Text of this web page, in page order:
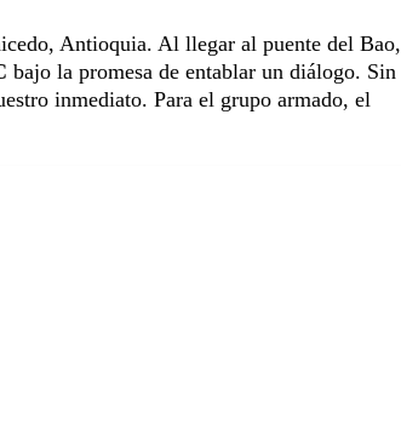
Antioquia. Al llegar al puente del Bao,
bajo la promesa de entablar un diálogo. Sin
inmediato. Para el grupo armado, el